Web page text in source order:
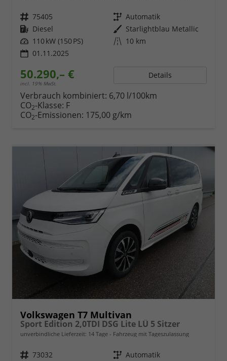
Fahrzeugnr. 75405 Getriebe Automatik
Kraftstoff Diesel Außenfarbe Starlightblau Metallic
Leistung 110 kW (150 PS) Kilometerstand 10 km
01.11.2025
50.290,– €
incl. 19% MwSt.
Details
Verbrauch kombiniert: 6,70 l/100km
CO2-Klasse: F
CO2-Emissionen: 175,00 g/km
Volkswagen T7 Multivan
Sport Edition 2,0TDI DSG Lite LÜ 5 Sitzer
unverbindliche Lieferzeit: 14 Tage Fahrzeug mit Tageszulassung
Fahrzeugnr. 73032 Getriebe Automatik